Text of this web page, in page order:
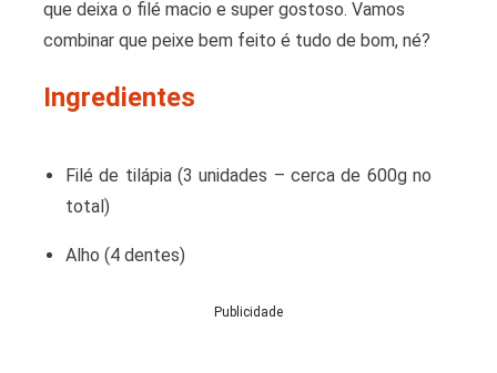
que deixa o filé macio e super gostoso. Vamos
combinar que peixe bem feito é tudo de bom, né?
Ingredientes
Filé de tilápia (3 unidades – cerca de 600g no
total)
Alho (4 dentes)
Publicidade